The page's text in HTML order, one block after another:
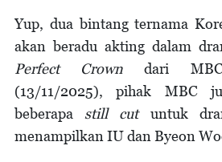
Yup, dua bintang ternama
akan beradu akting dalam
Perfect Crown dari
(13/11/2025), pihak MBC
beberapa still cutuntuk
menampilkan IU dan Byeon